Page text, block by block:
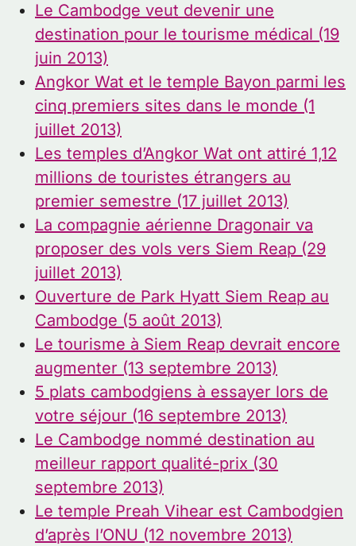
Le Cambodge veut devenir une
destination pour le tourisme médical (19
juin 2013)
Angkor Wat et le temple Bayon parmi les
cinq premiers sites dans le monde (1
juillet 2013)
Les temples d’Angkor Wat ont attiré 1,12
millions de touristes étrangers au
premier semestre (17 juillet 2013)
La compagnie aérienne Dragonair va
proposer des vols vers Siem Reap (29
juillet 2013)
Ouverture de Park Hyatt Siem Reap au
Cambodge (5 août 2013)
Le tourisme à Siem Reap devrait encore
augmenter (13 septembre 2013)
5 plats cambodgiens à essayer lors de
votre séjour (16 septembre 2013)
Le Cambodge nommé destination au
meilleur rapport qualité-prix (30
septembre 2013)
Le temple Preah Vihear est Cambodgien
d’après l’ONU (12 novembre 2013)